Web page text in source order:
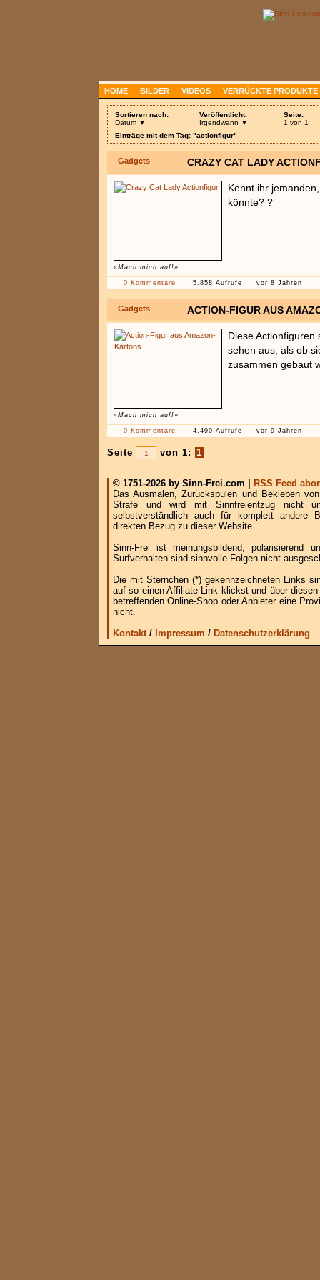
HOME BILDER VIDEOS VERRÜCKTE PRODUKTE
Sortieren nach:
Datum ▼
Veröffentlicht:
Irgendwann ▼
Seite:
1 von 1
Einträge mit dem Tag: "actionfigur"
Gadgets CRAZY CAT LADY
«Mach mich auf!»
Kennt ihr
könnte? ?
0 Kommentare 5.858 Aufrufe vor 8 Jahren
Gadgets ACTION-FIGUR AUS
«Mach mich auf!»
Diese Actionfiguren
sehen aus, als ob
zusammen gebaut
0 Kommentare 4.490 Aufrufe vor 9 Jahren
Seite von 1: 1
© 1751-2026 by Sinn-Frei.com |
RSS Feed
Das Ausmalen, Zurückspulen und Bekleben
Strafe und wird mit Sinnfreientzug nicht
selbstverständlich auch für komplett andere
direkten Bezug zu dieser Website.
Sinn-Frei ist meinungsbildend, polarisierend
Surfverhalten sind sinnvolle Folgen nicht
Die mit Sternchen (*) gekennzeichneten Links
auf so einen Affiliate-Link klickst und über
betreffenden Online-Shop oder Anbieter eine
nicht.
Kontakt/ Impressum / Datenschutzerklärung